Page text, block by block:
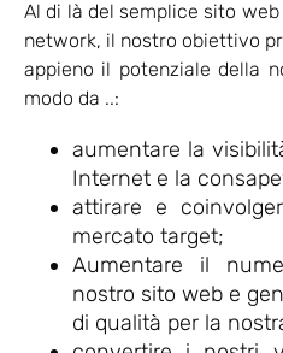
Al di là del semplice sito
network, il nostro obiettivo
appieno il potenziale della
modo da ..:
aumentare la
Internet e la
attirare e
mercato target;
Aumentare il
nostro sito web e
di qualità per la